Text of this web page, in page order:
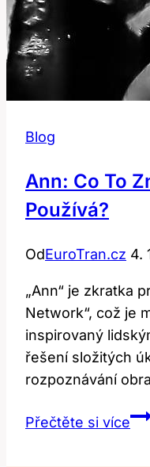
Blog
Ann: Co To
Používá?
OdEuroTran.cz 4.
„Ann“ je zkratka
Network“, což je
inspirovaný
řešení složitých
rozpoznávání
Přečtěte si více